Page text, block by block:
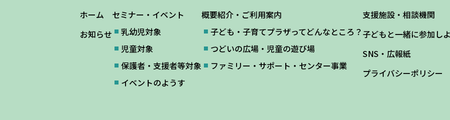
ホーム
お知らせ
セミナー・イベント
乳幼児対象
児童対象
保護者・支援者等対象
イベントのようす
概要紹介・ご利用案内
子ども・子育てプラザってどんなところ？
つどいの広場・児童の遊び場
ファミリー・サポート・センター事業
支援施設・相談機関
子どもと一緒に参加し
SNS・広報紙
プライバシーポリシー